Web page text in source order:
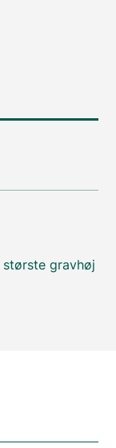
største gravhøj